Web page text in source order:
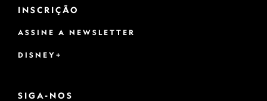
INSCRIÇÃO
ASSINE A NEWSLETTER
DISNEY+
SIGA-NOS